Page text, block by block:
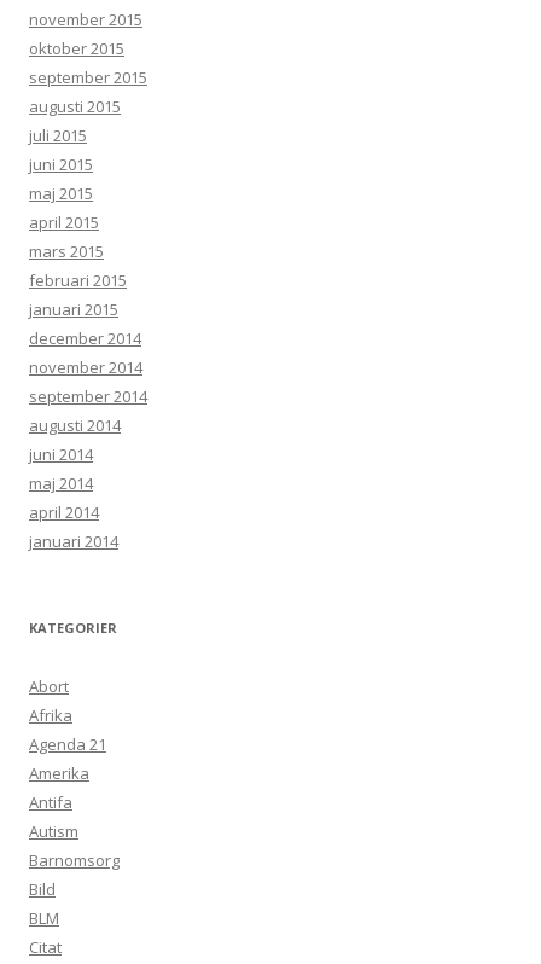
november 2015
oktober 2015
september 2015
augusti 2015
juli 2015
juni 2015
maj 2015
april 2015
mars 2015
februari 2015
januari 2015
december 2014
november 2014
september 2014
augusti 2014
juni 2014
maj 2014
april 2014
januari 2014
KATEGORIER
Abort
Afrika
Agenda 21
Amerika
Antifa
Autism
Barnomsorg
Bild
BLM
Citat